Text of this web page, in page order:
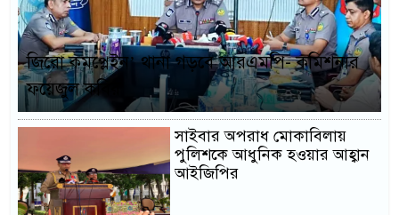
জিরো কমপ্লেইন’ থানা গড়বে আরএমপি- কমিশনার
ফয়েজুল কবির
সাইবার অপরাধ মোকাবিলায়
পুলিশকে আধুনিক হওয়ার আহ্বান
আইজিপির